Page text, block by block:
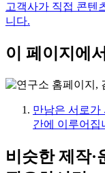
고객사가 직접 콘텐
니다.
이 페이지에서
만남은 서로가
간에 이루어집
비슷한 제작·